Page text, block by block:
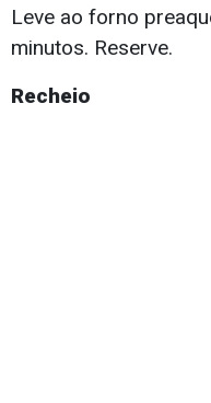
Leve ao forno
minutos. Reserve.
Recheio